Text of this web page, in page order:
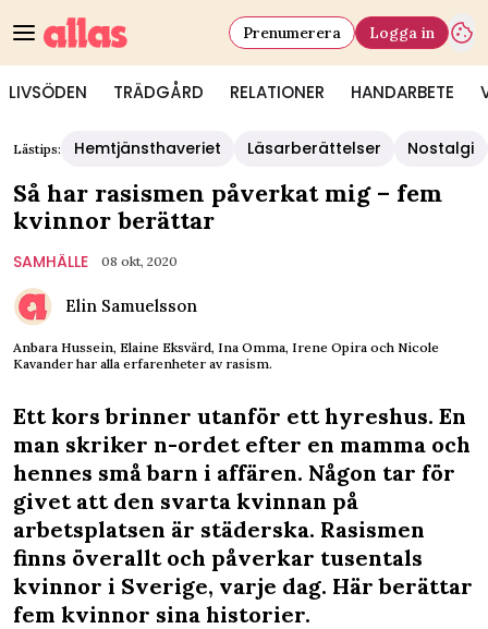
LIVSÖDEN TRÄDGÅRD RELATIONER HANDARBETE
Prenumerera Logga in
Lästips: Hemtjänsthaveriet Läsarberättelser Nostalgi
Så har rasismen påverkat mig – fem
kvinnor berättar
SAMHÄLLE 08 okt, 2020
Elin Samuelsson
Anbara Hussein, Elaine Eksvärd, Ina Omma, Irene Opira och Nicole
Kavander har alla erfarenheter av rasism.
Ett kors brinner utanför ett hyreshus. En
man skriker n-ordet efter en mamma och
hennes små barn i affären. Någon tar för
givet att den svarta kvinnan på
arbetsplatsen är städerska. Rasismen
finns överallt och påverkar tusentals
kvinnor i Sverige, varje dag. Här berättar
fem kvinnor sina historier.